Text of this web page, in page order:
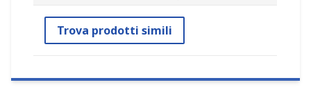
Trova prodotti simili